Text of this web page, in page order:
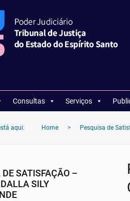
Consultas Serviços
aqui: Home > Pesquisa de
DE SATISFAÇÃO –
SILY